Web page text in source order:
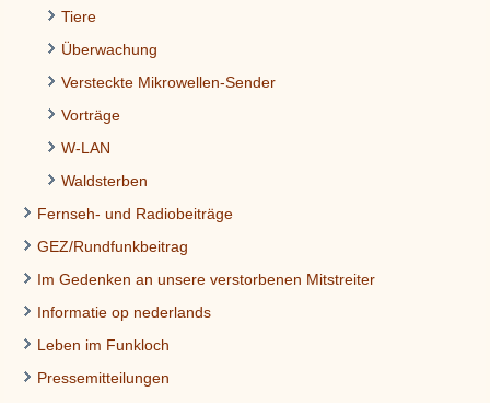
Tiere
Überwachung
Versteckte Mikrowellen-Sender
Vorträge
W-LAN
Waldsterben
Fernseh- und Radiobeiträge
GEZ/Rundfunkbeitrag
Im Gedenken an unsere verstorbenen Mitstreiter
Informatie op nederlands
Leben im Funkloch
Pressemitteilungen